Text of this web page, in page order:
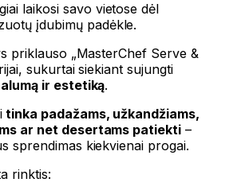
laikosi savo vietose dėl
įdubimų padėkle.
priklauso „MasterChef Serve &
sukurtai siekiant sujungti
ir estetiką.
tinka padažams, užkandžiams,
ar net desertams patiekti –
sprendimas kiekvienai progai.
rinktis: